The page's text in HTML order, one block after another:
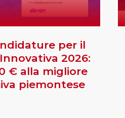
per il
2026:
€ alla migliore
piemontese